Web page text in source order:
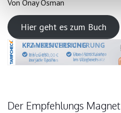
Von Onay Osman
Hier geht es zum Buch
Der Empfehlungs Magnet